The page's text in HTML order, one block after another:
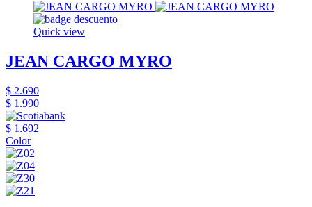
Quick view
JEAN CARGO MYRO
$ 2.690
$ 1.990
$ 1.692
Color